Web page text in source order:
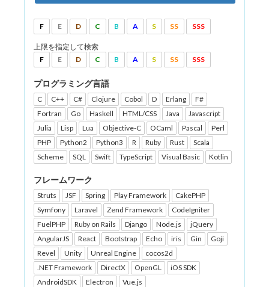
F E D C B A S SS SSS
上限を指定して検索
F
E D C B A S SS SSS
プログラミング言語
C C++ C# Clojure Cobol D Erlang
F#
Fortran
Go Haskell HTML/CSS Java
Javascript
Julia
Lisp Lua Objective-C OCaml Pascal
Perl
PHP
Python2 Python3 R Ruby Rust
Scala
Scheme
SQL Swift TypeScript Visual Basic Kotlin
フレームワーク
Struts JSF Spring Play Framework
CakePHP
Symfony
Laravel Zend Framework
CodeIgniter
FuelPHP
Ruby on Rails Django Node.js
jQuery
AngularJS
React Bootstrap Echo iris Gin
Goji
Revel
Unity Unreal Engine
cocos2d
.NET Framework
DirectX OpenGL
iOS SDK
AndroidSDK
Electron Vue.js